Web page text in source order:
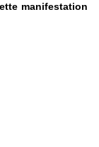
manifestation